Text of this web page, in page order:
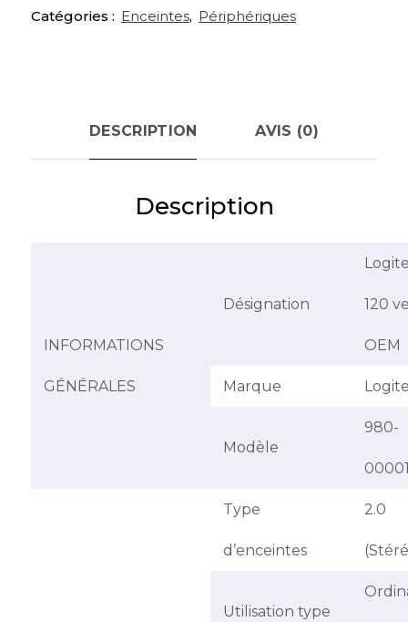
Catégories : Enceintes, Périphériques
DESCRIPTION AVIS (0)
Description
INFORMATIONS
GÉNÉRALES
Désignation 120
OEM
Marque
Modèle
980-
Type
d’enceintes
2.0
Utilisation type